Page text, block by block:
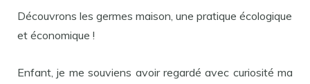
Découvrons les germes maison, une pratique écologique
et économique !
Enfant, je me souviens avoir regardé avec curiosité ma